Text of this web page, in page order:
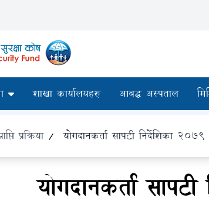
शाखा कार्यालयहरु आबद्ध अस्पताल
प्रक्रिया / योगदानकर्ता सापटी निर्देशिका
योगदानकर्ता